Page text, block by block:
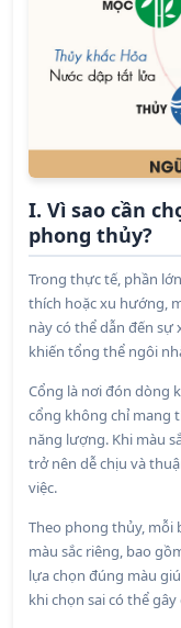
I. Vì sao cần
phong thủy?
Trong thực tế, phần
thích hoặc xu hướng,
này có thể dẫn đến sự
khiến tổng thể ngôi
Cổng là nơi đón dòng
cổng không chỉ mang
năng lượng. Khi màu
trở nên dễ chịu và
việc.
Theo phong thủy,
màu sắc riêng, bao
lựa chọn đúng màu
khi chọn sai có thể